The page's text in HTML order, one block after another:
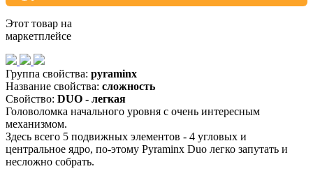
Этот товар на
маркетплейсе
Группа свойства: pyraminx
Название свойства: сложность
Свойство: DUO - легкая
Головоломка начального уровня с очень интересным
механизмом.
Здесь всего 5 подвижных элементов - 4 угловых и
центральное ядро, по-этому Pyraminx Duo легко запутать и
несложно собрать.